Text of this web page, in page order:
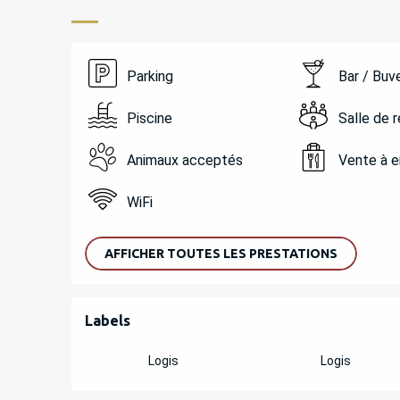
Parking Bar /
Piscine Salle de
Animaux acceptés Vente à
WiFi
AFFICHER TOUTES LES PRESTATIONS
OFFRES DE
Labels
Labels
Logis Logis